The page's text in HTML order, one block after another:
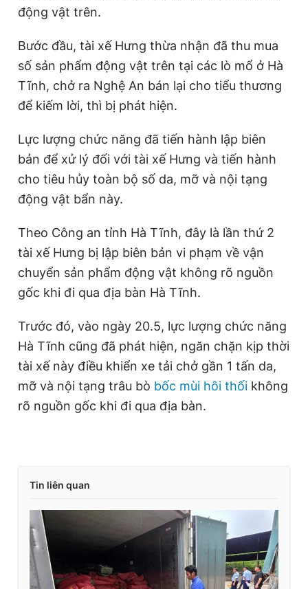
động vật trên.
Bước đầu, tài xế Hưng thừa nhận đã thu mua
số sản phẩm động vật trên tại các lò mổ ở Hà
Tĩnh, chở ra Nghệ An bán lại cho tiểu thương
để kiếm lời, thì bị phát hiện.
Lực lượng chức năng đã tiến hành lập biên
bản để xử lý đối với tài xế Hưng và tiến hành
cho tiêu hủy toàn bộ số da, mỡ và nội tạng
động vật bẩn này.
Theo Công an tỉnh Hà Tĩnh, đây là lần thứ 2
tài xế Hưng bị lập biên bản vi phạm về vận
chuyển sản phẩm động vật không rõ nguồn
gốc khi đi qua địa bàn Hà Tĩnh.
Trước đó, vào ngày 20.5, lực lượng chức năng
Hà Tĩnh cũng đã phát hiện, ngăn chặn kịp thời
tài xế này điều khiển xe tải chở gần 1 tấn da,
mỡ và nội tạng trâu bò bốc mùi hôi thối không
rõ nguồn gốc khi đi qua địa bàn.
Tin liên quan